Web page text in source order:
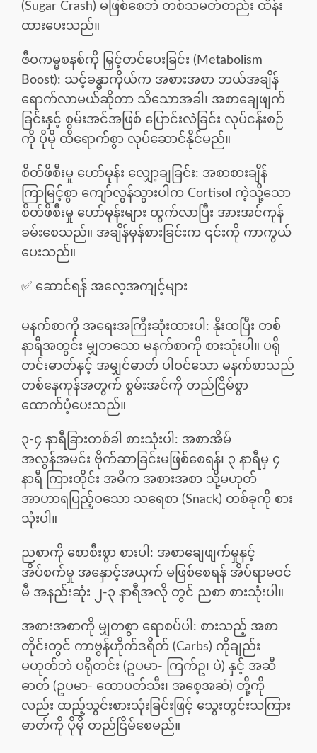
(Sugar Crash) မဖြစ်စေဘဲ တစ်သမတ်တည်း ထိန်း
ထားပေးသည်။
ဇီဝကမ္မစနစ်ကို မြှင့်တင်ပေးခြင်း (Metabolism
Boost): သင့်ခန္ဓာကိုယ်က အစားအစာ ဘယ်အချိန်
ရောက်လာမယ်ဆိုတာ သိသောအခါ၊ အစာချေဖျက်
ခြင်းနှင့် စွမ်းအင်အဖြစ် ပြောင်းလဲခြင်း လုပ်ငန်းစဉ်
ကို ပိုမို ထိရောက်စွာ လုပ်ဆောင်နိုင်မည်။
စိတ်ဖိစီးမှု ဟော်မုန်း လျှော့ချခြင်း: အစာစားချိန်
ကြာမြင့်စွာ ကျော်လွန်သွားပါက Cortisol ကဲ့သို့သော
စိတ်ဖိစီးမှု ဟော်မုန်းများ ထွက်လာပြီး အားအင်ကုန်
ခမ်းစေသည်။ အချိန်မှန်စားခြင်းက ၎င်းကို ကာကွယ်
ပေးသည်။
✅ ဆောင်ရန် အလေ့အကျင့်များ
မနက်စာကို အရေးအကြီးဆုံးထားပါ: နိုးထပြီး တစ်
နာရီအတွင်း မျှတသော မနက်စာကို စားသုံးပါ။ ပရို
တင်းဓာတ်နှင့် အမျှင်ဓာတ် ပါဝင်သော မနက်စာသည်
တစ်နေကုန်အတွက် စွမ်းအင်ကို တည်ငြိမ်စွာ
ထောက်ပံ့ပေးသည်။
၃-၄ နာရီခြားတစ်ခါ စားသုံးပါ: အစာအိမ်
အလွန်အမင်း ဗိုက်ဆာခြင်းမဖြစ်စေရန်၊ ၃ နာရီမှ ၄
နာရီ ကြားတိုင်း အဓိက အစားအစာ သို့မဟုတ်
အာဟာရပြည့်ဝသော သရေစာ (Snack) တစ်ခုကို စား
သုံးပါ။
ညစာကို စောစီးစွာ စားပါ: အစာချေဖျက်မှုနှင့်
အိပ်စက်မှု အနှောင့်အယှက် မဖြစ်စေရန် အိပ်ရာမဝင်
မီ အနည်းဆုံး ၂-၃ နာရီအလို တွင် ညစာ စားသုံးပါ။
အစားအစာကို မျှတစွာ ရောစပ်ပါ: စားသည့် အစာ
တိုင်းတွင် ကာဗွန်ဟိုက်ဒရိတ် (Carbs) ကိုချည်း
မဟုတ်ဘဲ ပရိုတင်း (ဥပမာ- ကြက်ဥ၊ ပဲ) နှင့် အဆီ
ဓာတ် (ဥပမာ- ထောပတ်သီး၊ အစေ့အဆံ) တို့ကို
လည်း ထည့်သွင်းစားသုံးခြင်းဖြင့် သွေးတွင်းသကြား
ဓာတ်ကို ပိုမို တည်ငြိမ်စေမည်။